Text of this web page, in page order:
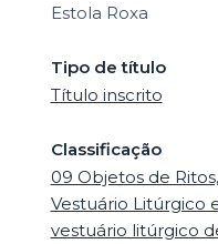
Estola Roxa
Tipo de título
Título inscrito
Classificação
09 Objetos de
Vestuário Litúrgico
vestuário litúrgico